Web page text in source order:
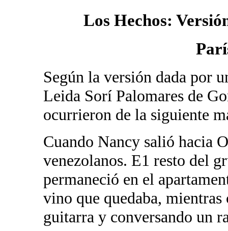
Los Hechos:
Según la versión dada por
Leida Sorí Palomares de
ocurrieron de la siguiente
Cuando Nancy salió hacia
venezolanos. E1 resto del
permaneció en el
vino que quedaba, mientras
guitarra y conversando un